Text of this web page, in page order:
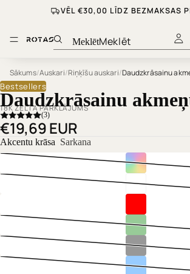
VĒL €30,00 LĪDZ BEZMAKSAS
Meklēt
Sākums/Auskari/Riņķīšu auskari/
Bestsellers
Daudzkrāsainu
18K ZELTA PĀRKLĀJUMS
(3)
€19,69 EUR
Akcentu krāsa Sarkana